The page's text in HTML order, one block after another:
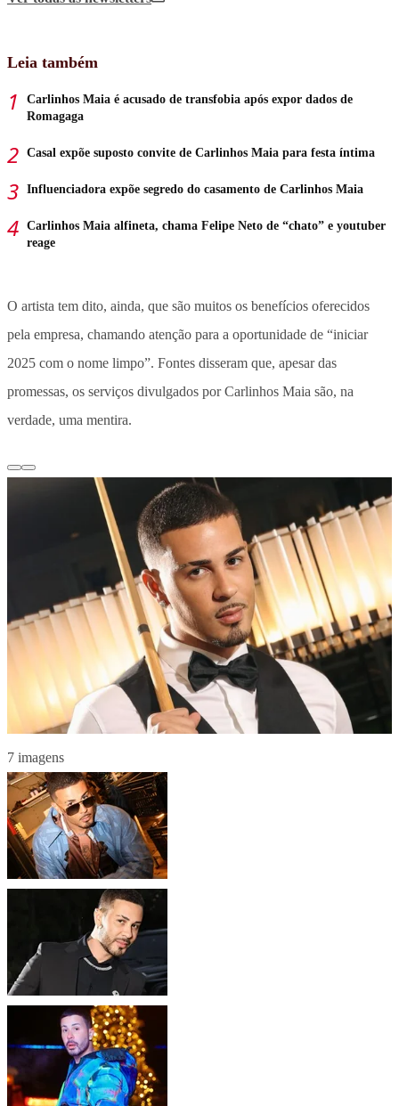
Leia também
Carlinhos Maia é acusado de transfobia após expor dados de
Romagaga
Casal expõe suposto convite de Carlinhos Maia para festa íntima
Influenciadora expõe segredo do casamento de Carlinhos Maia
Carlinhos Maia alfineta, chama Felipe Neto de “chato” e youtuber
reage
O artista tem dito, ainda, que são muitos os benefícios oferecidos
pela empresa, chamando atenção para a oportunidade de “iniciar
2025 com o nome limpo”. Fontes disseram que, apesar das
promessas, os serviços divulgados por Carlinhos Maia são, na
verdade, uma mentira.
7 imagens